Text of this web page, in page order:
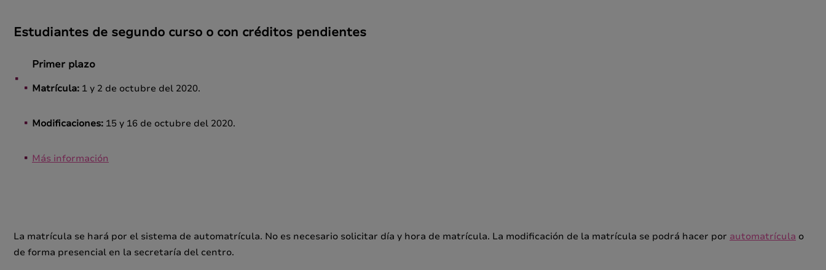
Estudiantes de segundo curso o con créditos pendientes
Primer plazo
Matrícula: 1 y 2 de octubre del 2020.
Modificaciones: 15 y 16 de octubre del 2020.
Más información
La matrícula se hará por el sistema de automatrícula. No es necesario solicitar día y hora de matrícula. La modificación de la matrícula se podrá hacer por automatrícula o
de forma presencial en la secretaría del centro.